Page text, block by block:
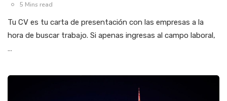
5 Mins read
Tu CV es tu carta de presentación con las empresas a la
hora de buscar trabajo. Si apenas ingresas al campo laboral,
…